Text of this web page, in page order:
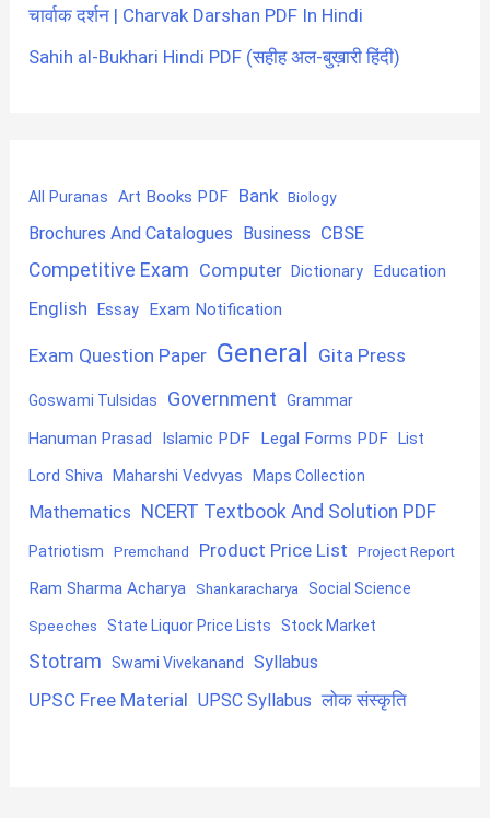
चार्वाक दर्शन | Charvak Darshan PDF In Hindi
Sahih al-Bukhari Hindi PDF (सहीह अल-बुख़ारी हिंदी)
All Puranas Art Books PDF Bank Biology
Brochures And Catalogues Business CBSE
Competitive Exam Computer Dictionary Education
English Essay Exam Notification
Exam Question Paper General Gita Press
Goswami Tulsidas Government Grammar
Hanuman Prasad Islamic PDF Legal Forms PDF List
Lord Shiva Maharshi Vedvyas Maps Collection
Mathematics NCERT Textbook And Solution PDF
Patriotism Premchand Product Price List Project Report
Ram Sharma Acharya Shankaracharya Social Science
Speeches State Liquor Price Lists Stock Market
Stotram Swami Vivekanand Syllabus
UPSC Free Material UPSC Syllabus लोक संस्कृति